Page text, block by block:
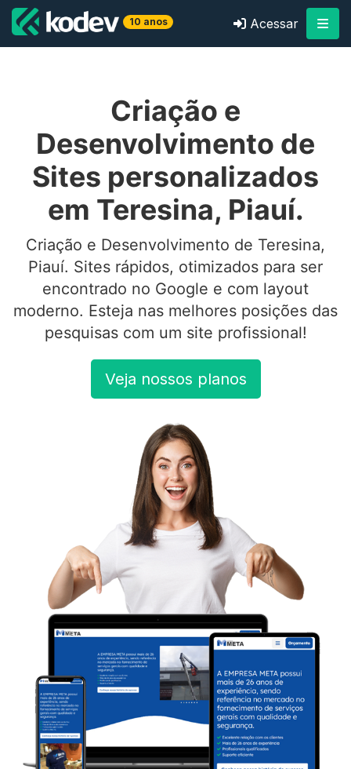
10 anos Acessar
Criação e
Desenvolvimento de
Sites personalizados
em Teresina, Piauí.
Criação e Desenvolvimento de Teresina,
Piauí. Sites rápidos, otimizados para ser
encontrado no Google e com layout
moderno. Esteja nas melhores posições das
pesquisas com um site profissional!
Veja nossos planos